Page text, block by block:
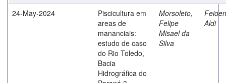
24-May-2024
Piscicultura em
areas de
mananciais:
estudo de caso
do Rio Toledo,
Bacia
Hidrográfica do
Morsoleto,
Felipe
Misael da
Silva
Aldi